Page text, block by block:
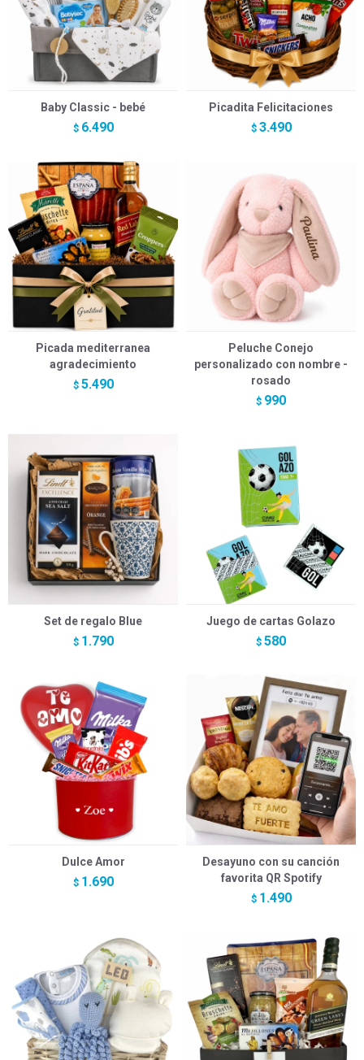
Baby Classic - bebé
$ 6.490
Picadita Felicitaciones
$ 3.490
Picada mediterranea
agradecimiento
$ 5.490
Peluche Conejo
personalizado con nombre -
rosado
$ 990
Set de regalo Blue
$ 1.790
Juego de cartas Golazo
$ 580
Dulce Amor
$ 1.690
Desayuno con su canción
favorita QR Spotify
$ 1.490